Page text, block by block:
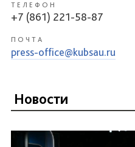
ТЕЛЕФОН
+7 (861) 221-58-87
ПОЧТА
press-office@kubsau.ru
Новости